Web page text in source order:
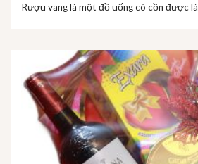
Rượu vang là một đồ uống có cồn được